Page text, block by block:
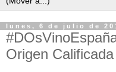
lunes, 6 de julio de
Origen